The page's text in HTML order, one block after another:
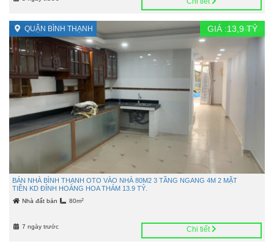
QUẬN BÌNH THẠNH GIÁ :13,9 TỶ
BÁN NHÀ BÌNH THẠNH OTO VÀO NHÀ 80M2 3 TẦNG NGANG 4M 2 MẶT
TIỀN KD ĐỈNH HOÀNG HOA THÁM 13.9 TỶ.
Nhà đất bán 80m2
7 ngày trước Chi tiết